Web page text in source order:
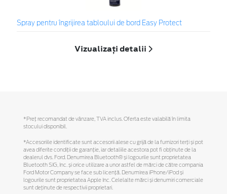
Spray pentru îngrijirea tabloului de bord Easy Protect
Vizualizați detalii
*Preţ recomandat de vânzare, TVA inclus. Oferta este valabilă în limita
stocului disponibil.
*Accesoriile identificate sunt accesorii alese cu grijă de la furnizori terți și pot
avea diferite condiții de garanție, iar detaliile acestora pot fi obținute de la
dealerul dvs. Ford. Denumirea Bluetooth® și logourile sunt proprietatea
Bluetooth SIG, Inc. și orice utilizare a unor astfel de mărci de către compania
Ford Motor Company se face sub licență. Denumirea iPhone/iPod și
logourile sunt proprietatea Apple Inc. Celelalte mărci și denumiri comerciale
sunt deținute de respectivii proprietari.